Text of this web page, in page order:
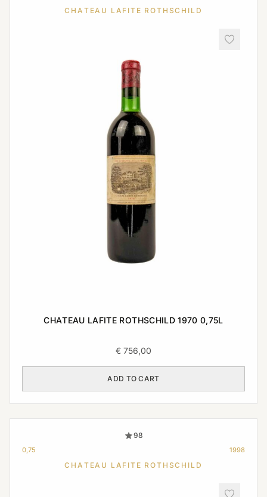
CHATEAU LAFITE ROTHSCHILD
CHATEAU LAFITE ROTHSCHILD 1970 0,75L
€ 756,00
ADD TO CART
98
0,75 1998
CHATEAU LAFITE ROTHSCHILD